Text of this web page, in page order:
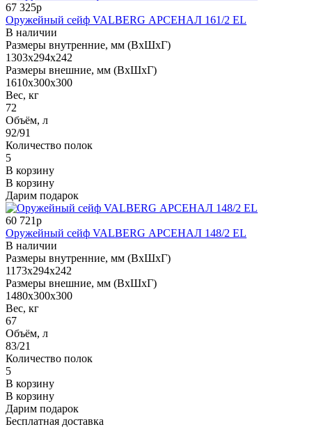
67 325р
Оружейный сейф VALBERG АРСЕНАЛ 161/2 EL
В наличии
Размеры внутренние, мм (ВхШхГ)
1303x294x242
Размеры внешние, мм (ВхШхГ)
1610x300x300
Вес, кг
72
Объём, л
92/91
Количество полок
5
В корзину
В корзину
Дарим подарок
60 721р
Оружейный сейф VALBERG АРСЕНАЛ 148/2 EL
В наличии
Размеры внутренние, мм (ВхШхГ)
1173x294x242
Размеры внешние, мм (ВхШхГ)
1480x300x300
Вес, кг
67
Объём, л
83/21
Количество полок
5
В корзину
В корзину
Дарим подарок
Бесплатная доставка